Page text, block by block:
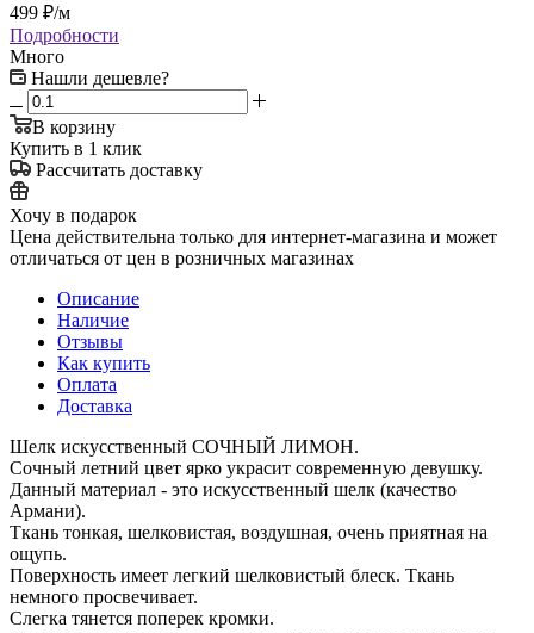
499 ₽/м
Подробности
Много
Нашли дешевле?
В корзину
Купить в 1 клик
Рассчитать доставку
Хочу в подарок
Цена действительна только для интернет-магазина и может
отличаться от цен в розничных магазинах
Описание
Наличие
Отзывы
Как купить
Оплата
Доставка
Шелк искусственный СОЧНЫЙ ЛИМОН.
Сочный летний цвет ярко украсит современную девушку.
Данный материал - это искусственный шелк (качество
Армани).
Ткань тонкая, шелковистая, воздушная, очень приятная на
ощупь.
Поверхность имеет легкий шелковистый блеск. Ткань
немного просвечивает.
Слегка тянется поперек кромки.